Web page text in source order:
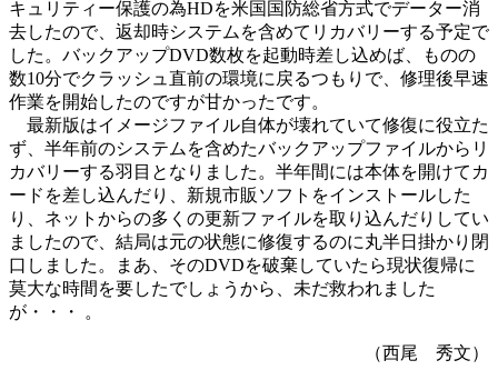
キュリティー保護の為HDを米国国防総省方式でデーター消
去したので、返却時システムを含めてリカバリーする予定で
した。バックアップDVD数枚を起動時差し込めば、ものの
数10分でクラッシュ直前の環境に戻るつもりで、修理後早速
作業を開始したのですが甘かったです。
最新版はイメージファイル自体が壊れていて修復に役立た
ず、半年前のシステムを含めたバックアップファイルからリ
カバリーする羽目となりました。半年間には本体を開けてカ
ードを差し込んだり、新規市販ソフトをインストールした
り、ネットからの多くの更新ファイルを取り込んだりしてい
ましたので、結局は元の状態に修復するのに丸半日掛かり閉
口しました。まあ、そのDVDを破棄していたら現状復帰に
莫大な時間を要したでしょうから、未だ救われました
が・・・ 。
（西尾 秀文）